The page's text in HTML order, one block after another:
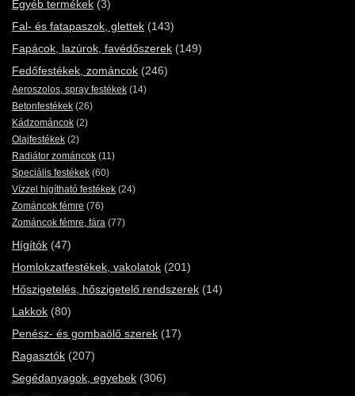
Egyéb termékek (3)
Fal- és fatapaszok, glettek (143)
Fapácok, lazúrok, favédőszerek (149)
Fedőfestékek, zománcok (246)
Aeroszolos, spray festékek (14)
Betonfestékek (26)
Kádzománcok (2)
Olajfestékek (2)
Radiátor zománcok (11)
Speciális festékek (60)
Vízzel higítható festékek (24)
Zománcok fémre (76)
Zománcok fémre, fára (77)
Hígítók (47)
Homlokzatfestékek, vakolatok (201)
Hőszigetelés, hőszigetelő rendszerek (14)
Lakkok (80)
Penész- és gombaölő szerek (17)
Ragasztók (207)
Segédanyagok, egyebek (306)